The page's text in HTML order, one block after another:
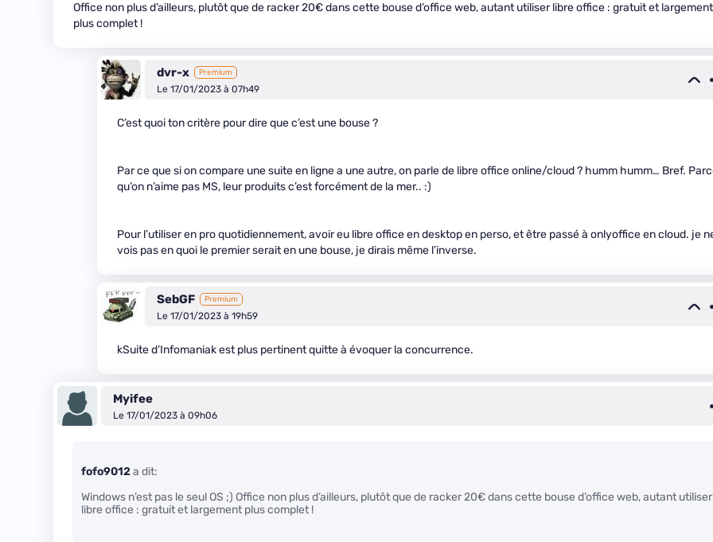
Office non plus d’ailleurs, plutôt que de racker 20€ dans cette bouse d’office web, autant utiliser libre office : gratuit et largement
plus complet !
dvr-x Premium
Le 17/01/2023 à 07h49
C’est quoi ton critère pour dire que c’est une bouse ?
Par ce que si on compare une suite en ligne a une autre, on parle de libre office online/cloud ? humm humm… Bref.
qu’on n’aime pas MS, leur produits c’est forcément de la mer.. :)
Pour l’utiliser en pro quotidiennement, avoir eu libre office en desktop en perso, et être passé à onlyoffice en cloud. je
vois pas en quoi le premier serait en une bouse, je dirais même l’inverse.
SebGF Premium
Le 17/01/2023 à 19h59
kSuite d’Infomaniak est plus pertinent quitte à évoquer la concurrence.
Myifee
Le 17/01/2023 à 09h06
fofo9012a dit:
Windows n’est pas le seul OS ;) Office non plus d’ailleurs, plutôt que de racker 20€ dans cette bouse d’office web, autant utiliser
libre office : gratuit et largement plus complet !